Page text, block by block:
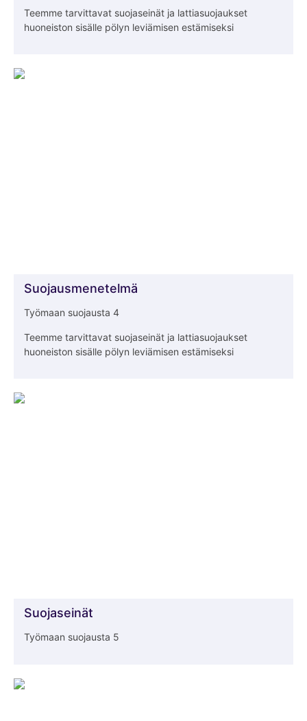
Teemme tarvittavat suojaseinät ja lattiasuojaukset
huoneiston sisälle pölyn leviämisen estämiseksi
Suojausmenetelmä
Työmaan suojausta 4
Teemme tarvittavat suojaseinät ja lattiasuojaukset
huoneiston sisälle pölyn leviämisen estämiseksi
Suojaseinät
Työmaan suojausta 5